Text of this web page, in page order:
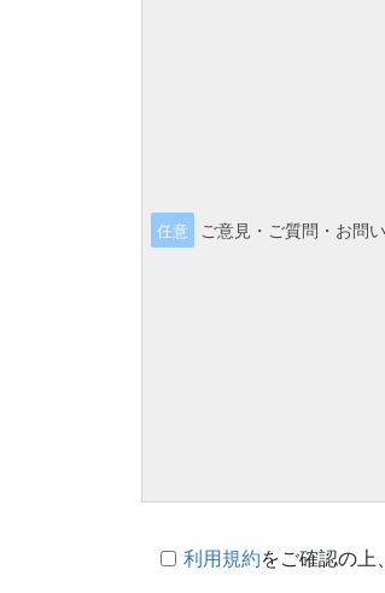
任意 ご意見・ご質問・お問
利用規約をご確認の上